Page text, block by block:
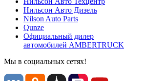
Нильсон Авто Дизель
Nilson Auto Parts
Qunze
Официальный дилер
автомобилей AMBERTRUCK
Мы в социальных сетях!